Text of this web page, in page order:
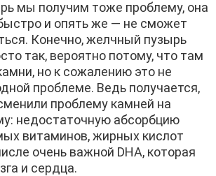
мы получим тоже проблему, она
и опять же — не сможет
Конечно, желчный пузырь
так, вероятно потому, что там
но к сожалению это не
проблеме. Ведь получается,
проблему камней на
недостаточную абсорбцию
витаминов, жирных кислот
очень важной DHA, которая
и сердца.